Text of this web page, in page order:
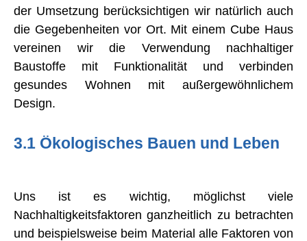
der Umsetzung berücksichtigen wir natürlich auch
die Gegebenheiten vor Ort. Mit einem Cube Haus
vereinen wir die Verwendung nachhaltiger
Baustoffe mit Funktionalität und verbinden
gesundes Wohnen mit außergewöhnlichem
Design.
3.1 Ökologisches Bauen und Leben
Uns ist es wichtig, möglichst viele
Nachhaltigkeitsfaktoren ganzheitlich zu betrachten
und beispielsweise beim Material alle Faktoren von